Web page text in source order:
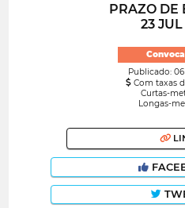
PRAZO DE
23 JUL
Publicado:
Com taxas
Curtas-
Longas-